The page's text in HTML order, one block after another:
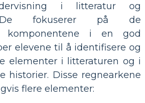
i litteratur og
De fokuserer på de
komponentene i en god
elevene til å identifisere og
elementer i litteraturen og i
historier. Disse regnearkene
flere elementer: